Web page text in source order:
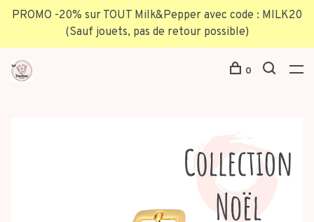
PROMO -20% sur TOUT Milk&Pepper avec code : MILK20
(Sauf jouets, pas de retour possible)
0